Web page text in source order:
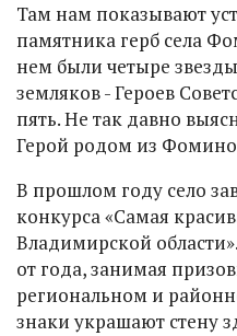
Там нам показывают
памятника герб села
нем были четыре
земляков - Героев
пять. Не так давно
Герой родом из
В прошлом году село
конкурса «Самая
Владимирской
от года, занимая
региональном и
знаки украшают стену